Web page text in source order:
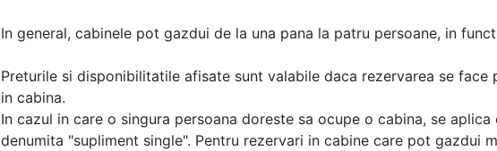
In general, cabinele pot gazdui de la una pana la patru persoane, in
Preturile si disponibilitatile afisate sunt valabile daca rezervarea se face
in cabina.
In cazul in care o singura persoana doreste sa ocupe o cabina, se
denumita "supliment single". Pentru rezervari in cabine care pot gazdui